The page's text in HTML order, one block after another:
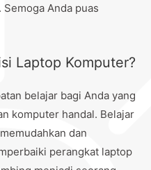
Anda puas
Laptop Komputer?
belajar bagi Anda yang
komputer handal. Belajar
dan
perangkat laptop